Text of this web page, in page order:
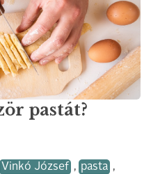
pastát?
Vinkó József , pasta ,